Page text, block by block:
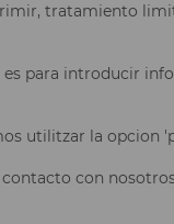
tratamiento
para introducir
utilitzar la opcion
con